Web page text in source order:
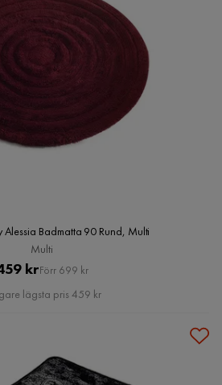
Alessia Badmatta 90 Rund, Multi
Multi
Pris
krOriginal
Pris
Förr 699 kr
lägsta pris 459 kr